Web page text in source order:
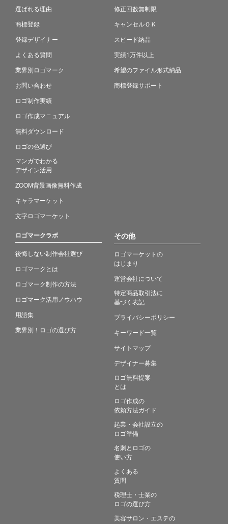
選ばれる理由
商標登録
登録デザイナー
よくある質問
業界別ロゴマーク
お問い合わせ
ロゴ制作実績
ロゴ作成マニュアル
無料ダウンロード
ロゴの色選び
マンガでわかる
デザイン活用
ZOOM背景画像無料作成
キャラマーケット
文字ロゴマーケット
修正回数無制限
キャンセルＯＫ
スピード納品
実績1万件以上
希望のファイル形式納品
商標登録サポート
ロゴマークラボ
後悔しない制作会社選び
ロゴマークとは
ロゴマーク制作の方法
ロゴマーク活用ノウハウ
用語集
業界別！ロゴの選び方
その他
ロゴマーケットの
はじまり
運営会社について
特定商品取引法に
基づく表記
プライバシーポリシー
キーワード一覧
サイトマップ
デザイナー募集
ロゴ無料提案
とは
ロゴ作成の
依頼方法ガイド
起業・会社設立の
ロゴ準備
名刺とロゴの
使い方
よくある
質問
税理士・士業の
ロゴの選び方
美容サロン・エステの